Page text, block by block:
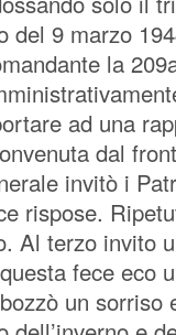
del 9 marzo
la
ad una
dal
invitò i
rispose.
Al terzo invito
fece eco
un sorriso